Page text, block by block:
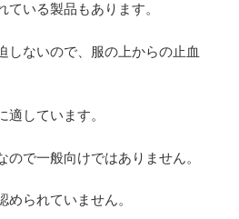
いる製品もあります。
しないので、服の上からの止血
しています。
で一般向けではありません。
められていません。